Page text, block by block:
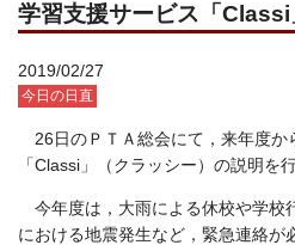
学習支援サービス「
2019/02/27
今日の日直
26日のＰＴＡ総会にて，来年度か
「Classi」（クラッシー）の説明を
今年度は，大雨による休校や学校
における地震発生など，緊急連絡が